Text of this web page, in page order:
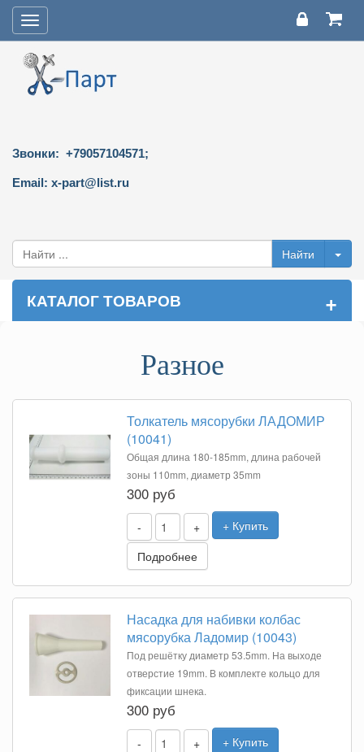
Toggle
navigation
Звонки: +79057104571;
Email: x-part@list.ru
КАТАЛОГ ТОВАРОВ +
Разное
Толкатель мясорубки ЛАДОМИР
(10041)
Общая длина 180-185mm, длина рабочей
зоны 110mm, диаметр 35mm
300 руб
- +
+ Купить
Подробнее
Насадка для набивки колбас
мясорубка Ладомир (10043)
Под решётку диаметр 53.5mm. На выходе
отверстие 19mm. В комплекте кольцо для
фиксации шнека.
300 руб
- +
+ Купить